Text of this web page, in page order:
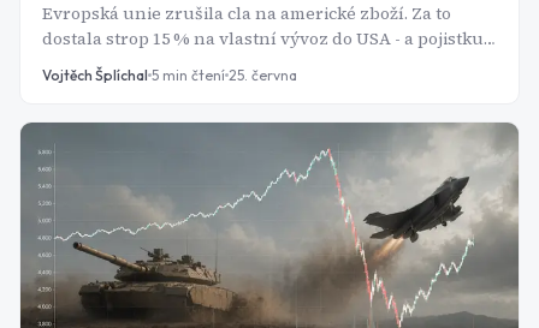
Evropská unie zrušila cla na americké zboží. Za to
dostala strop 15 % na vlastní vývoz do USA - a pojistku,
která dohodě dává stopku ke konci roku 2029.
Vojtěch Šplíchal 5 min čtení 25. června